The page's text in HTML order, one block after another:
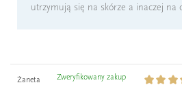
utrzymują się na skórze a inaczej na
Żaneta Zweryfikowany zakup